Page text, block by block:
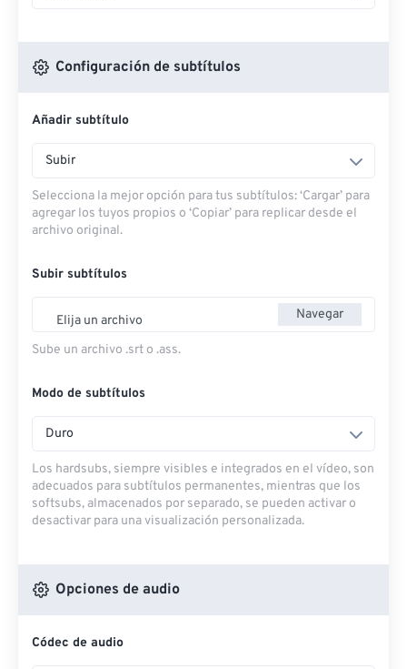
Configuración de subtítulos
Añadir subtítulo
Subir
Selecciona la mejor opción para tus subtítulos: ‘Cargar’ para
agregar los tuyos propios o ‘Copiar’ para replicar desde el
archivo original.
Subir subtítulos
Elija un archivo Navegar
Sube un archivo .srt o .ass.
Modo de subtítulos
Duro
Los hardsubs, siempre visibles e integrados en el vídeo, son
adecuados para subtítulos permanentes, mientras que los
softsubs, almacenados por separado, se pueden activar o
desactivar para una visualización personalizada.
Opciones de audio
Códec de audio